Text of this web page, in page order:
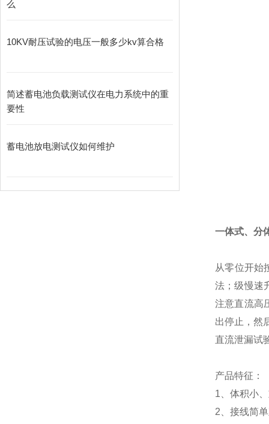
么
10KV耐压试验的电压一般多少kv算合格
简述蓄电池负载测试仪在电力系统中的重
要性
蓄电池放电测试仪如何维护
一体式、分
从零位开始
法；级慢速
注意直流高
出停止，然
直流泄漏试
产品特征：
1、体积小
2、接线简